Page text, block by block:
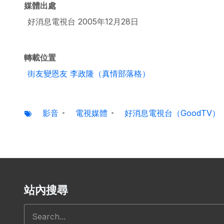
媒體出處
好消息電視台 2005年12月28日
轉載位置
街友變恩友 李政隆（真情部落格）
影音 電視媒體 好消息電視台（GoodTV）
站內搜尋